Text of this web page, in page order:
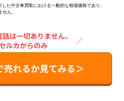
た中古車買取における一般的な相場価格であり、
ん。
は一切ありません。
ルカからのみ
／
売れるか見てみる＞